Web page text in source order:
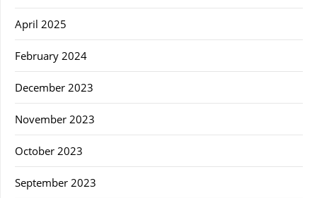
April 2025
February 2024
December 2023
November 2023
October 2023
September 2023